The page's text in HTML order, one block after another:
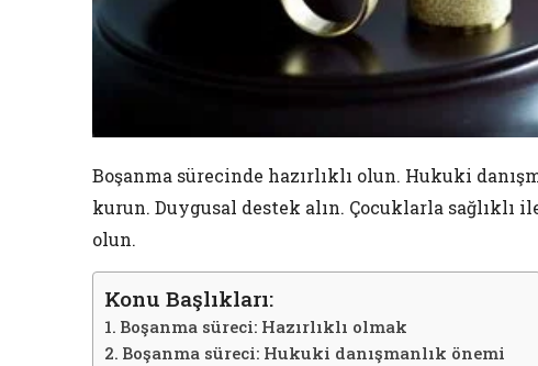
Boşanma sürecinde hazırlıklı olun. Hukuki
kurun. Duygusal destek alın. Çocuklarla sağlıklı
olun.
Konu Başlıkları:
Boşanma süreci: Hazırlıklı olmak
Boşanma süreci: Hukuki danışmanlık önemi